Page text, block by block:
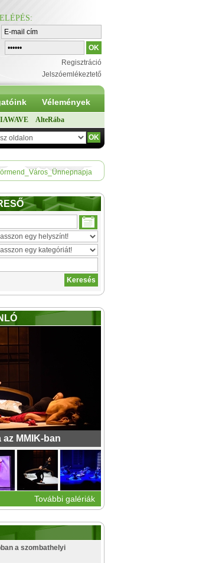
:
Regisztráció
Jelszóemlékeztető
Vélemények
AlteRába
MMIK-ban
További galériák
a szombathelyi